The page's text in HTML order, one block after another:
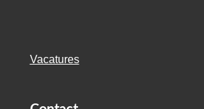
Vacatures